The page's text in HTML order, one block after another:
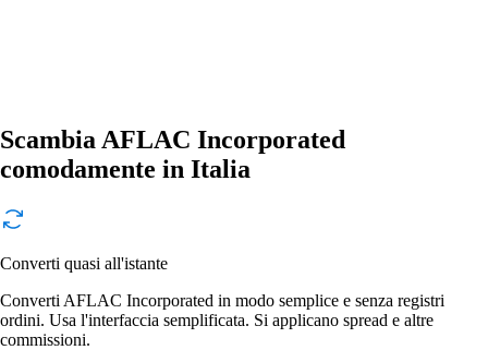
Scambia AFLAC Incorporated
comodamente in Italia
Converti quasi all'istante
Converti AFLAC Incorporated in modo semplice e senza registri
ordini. Usa l'interfaccia semplificata. Si applicano spread e altre
commissioni.